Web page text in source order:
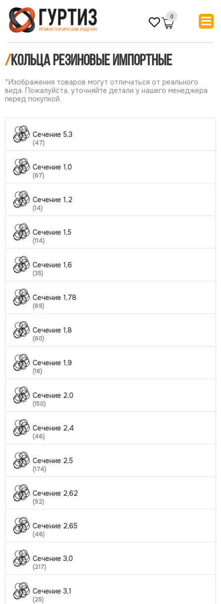
0
/Кольца резиновые импортные
*Изображения товаров могут отличаться от реального
вида. Пожалуйста, уточняйте детали у нашего менеджера
перед покупкой.
Сечение 5,3
(47)
Сечение 1,0
(67)
Сечение 1,2
(14)
Сечение 1,5
(114)
Сечение 1,6
(35)
Сечение 1,78
(69)
Сечение 1,8
(60)
Сечение 1,9
(16)
Сечение 2,0
(150)
Сечение 2,4
(46)
Сечение 2,5
(174)
Сечение 2,62
(92)
Сечение 2,65
(46)
Сечение 3,0
(217)
Сечение 3,1
(25)